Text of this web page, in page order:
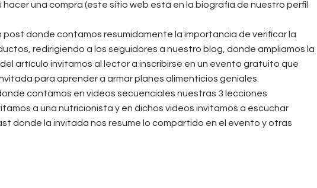
una compra (este sitio web está en la biografía de nuestro perfil
donde contamos resumidamente la importancia de verificar la
redirigiendo a los seguidores a nuestro blog, donde ampliamos la
artículo invitamos al lector a inscribirse en un evento gratuito que
para aprender a armar planes alimenticios geniales.
contamos en videos secuenciales nuestras 3 lecciones
a una nutricionista y en dichos videos invitamos a escuchar
donde la invitada nos resume lo compartido en el evento y otras